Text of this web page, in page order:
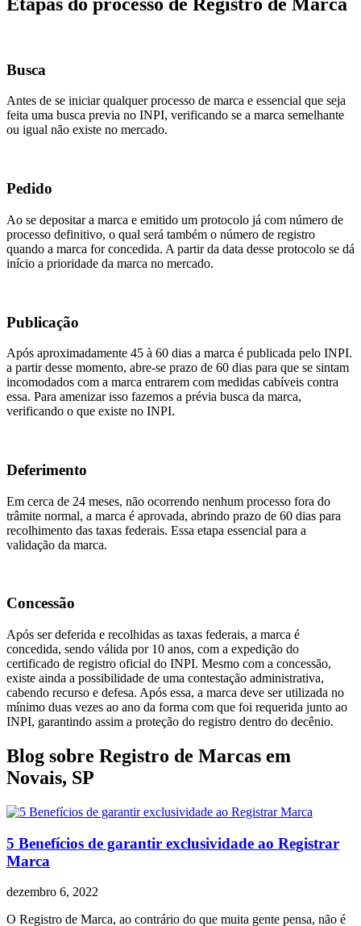
Busca
Antes de se iniciar qualquer processo de marca e essencial que seja
feita uma busca previa no INPI, verificando se a marca semelhante
ou igual não existe no mercado.
Pedido
Ao se depositar a marca e emitido um protocolo já com número de
processo definitivo, o qual será também o número de registro
quando a marca for concedida. A partir da data desse protocolo se dá
início a prioridade da marca no mercado.
Publicação
Após aproximadamente 45 à 60 dias a marca é publicada pelo INPI.
a partir desse momento, abre-se prazo de 60 dias para que se sintam
incomodados com a marca entrarem com medidas cabíveis contra
essa. Para amenizar isso fazemos a prévia busca da marca,
verificando o que existe no INPI.
Deferimento
Em cerca de 24 meses, não ocorrendo nenhum processo fora do
trâmite normal, a marca é aprovada, abrindo prazo de 60 dias para
recolhimento das taxas federais. Essa etapa essencial para a
validação da marca.
Concessão
Após ser deferida e recolhidas as taxas federais, a marca é
concedida, sendo válida por 10 anos, com a expedição do
certificado de registro oficial do INPI. Mesmo com a concessão,
existe ainda a possibilidade de uma contestação administrativa,
cabendo recurso e defesa. Após essa, a marca deve ser utilizada no
mínimo duas vezes ao ano da forma com que foi requerida junto ao
INPI, garantindo assim a proteção do registro dentro do decênio.
Blog sobre Registro de Marcas em
Novais, SP
5 Benefícios de garantir exclusividade ao Registrar
Marca
dezembro 6, 2022
O Registro de Marca, ao contrário do que muita gente pensa, não é